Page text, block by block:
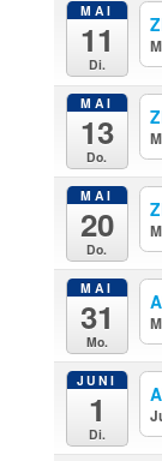
MAI
11
Di.
MAI
13
Do.
MAI
20
Do.
MAI
31
Mo.
JUNI
1
Di.